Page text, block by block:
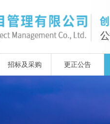
招标及采购 更正公告